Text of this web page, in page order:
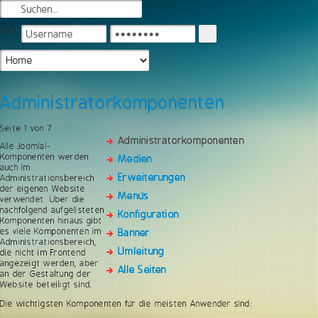
Login
Administratorkomponenten
Administratorkomponenten
Medien
Erweiterungen
Menüs
Konfiguration
Banner
Umleitung
Alle Seiten
Seite 1 von 7
Alle Joomla!-
Komponenten werden
auch im
Administrationsbereich
der eigenen Website
verwendet. Über die
nachfolgend aufgelisteten
Komponenten hinaus gibt
es viele Komponenten im
Administrationsbereich,
die nicht im Frontend
angezeigt werden, aber
an der Gestaltung der
Website beteiligt sind.
Die wichtigsten Komponenten für die meisten Anwender sind: